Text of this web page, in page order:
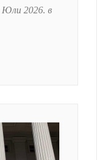
Юли 2026. в